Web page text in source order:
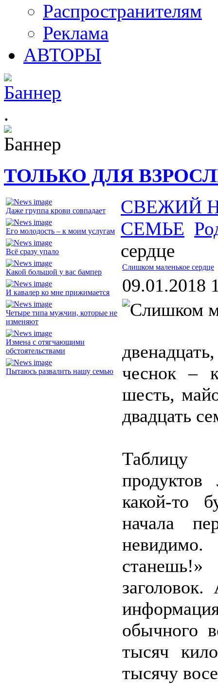
Распространителям
Реклама
АВТОРЫ
.
ТОЛЬКО ДЛЯ
Даже группа крови совпадает
Его молодость – к моим услугам
Всё сразу упало
Какой большой у вас бампер
И кавалер ко мне прижимается
Четыре типа мужчин, которые не
изменяют
Измена с отягчающими
обстоятельствами
Пытаюсь развалить нашу семью
СВЕЖИЙ
СЕМЬЕ
сердце
Слишком маленькое сердце
09.01.2018
чеснок –
шесть,
двадцать
Таблицу
какой-то
начала
обычного
тысяч
тысячу